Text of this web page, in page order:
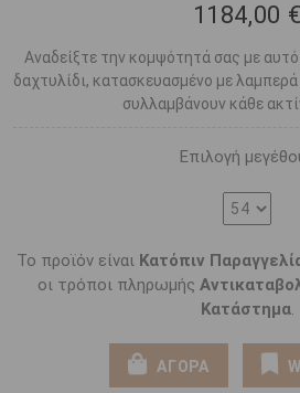
1184,00 €
Αναδείξτε την κομψότητά σας με
δαχτυλίδι, κατασκευασμένο με
συλλαμβάνουν κάθε
Επιλογή
Το προϊόν είναι Κατόπιν
οι τρόποι πληρωμής
Κατάστημα.
ΑΓΟΡΑ